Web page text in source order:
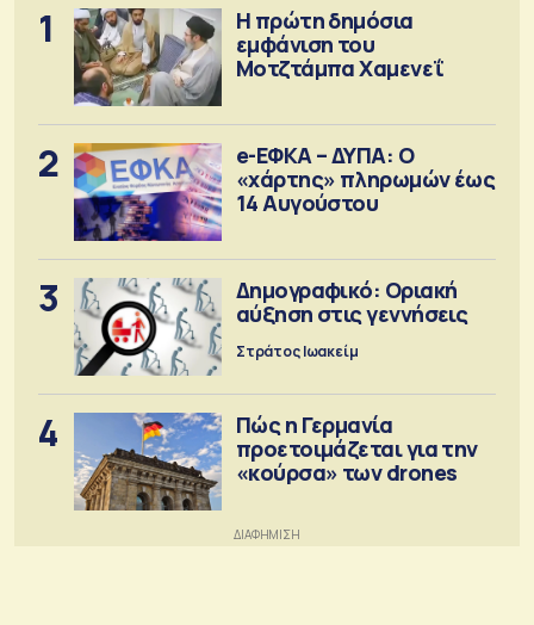
1
Η πρώτη δημόσια
εμφάνιση του
Μοτζτάμπα Χαμενεΐ
2
e-ΕΦΚΑ – ΔΥΠΑ: Ο
«χάρτης» πληρωμών έως
14 Αυγούστου
3
Δημογραφικό: Οριακή
αύξηση στις γεννήσεις
Στράτος Ιωακείμ
4
Πώς η Γερμανία
προετοιμάζεται για την
«κούρσα» των drones